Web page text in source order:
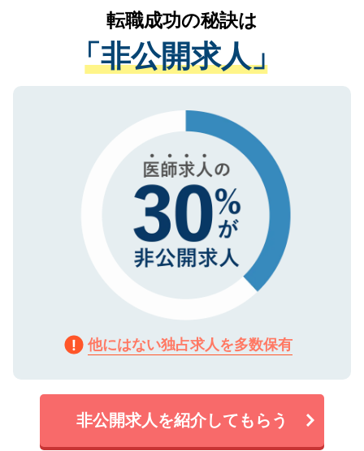
は、個人情報の取り扱いについての厳密な
管理基準を満たした事業者のみに付与され
る、プライバシーマークを取得済みです。
ご登録いただいた個人情報は、SSL（デー
で、機密保持に関してもご安心ください。
かがいして、現在の医療機関の状況や紹介
経験をまじえながら、適切なアドバイスを
させていただきます。すぐにご転職をされ
ない方には、長期的なサポートが可能です
ので、まずはご登録ください。
転職成功の秘訣は
「非公開求人」
他にはない独占求人を多数保有
非公開求人を紹介してもらう